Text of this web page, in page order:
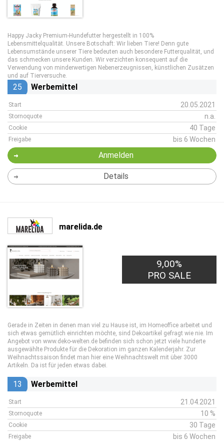
Happy Jacky Premium-Hundefutter hergestellt in 100%
Lebensmittelqualität. Unsere Botschaft: Wir lieben Tiere! Denn gute
Lebensumstände unserer Tiere bedeuten auch besondere Futterqualität, und
das schmecken unsere Kunden. Wir verzichten konsequent auf die
Verwendung von minderwertigen Nebenerzeugnissen, künstlichen Zusätzen
und auf Tierversuche.
25 Werbemittel
Start 20.05.2021
Stornoquote n.a.
Cookie 40 Tage
Freigabe bis 6 Wochen
Anmelden
Details
marelida.de
9,00%
PRO SALE
Gerade in Zeiten in denen man viel zu Hause ist, im Homeoffice arbeitet und
sich etwas gemütlich einrichten möchte, sind Dekoartikel gefragt wie nie. Im
Angebot von www.deko-welten.de befinden sich schon jetzt viele hunderte
ausgewählte Produkte für die Dekoration im ganzen Kalenderjahr. Zur
Weihnachtssaison findet man hier eine Weihnachtswelt mit über 3000
Artikeln. Da ist für jeden etwas dabei.
13 Werbemittel
Start 21.04.2021
Stornoquote 10 %
Cookie 30 Tage
Freigabe bis 6 Wochen